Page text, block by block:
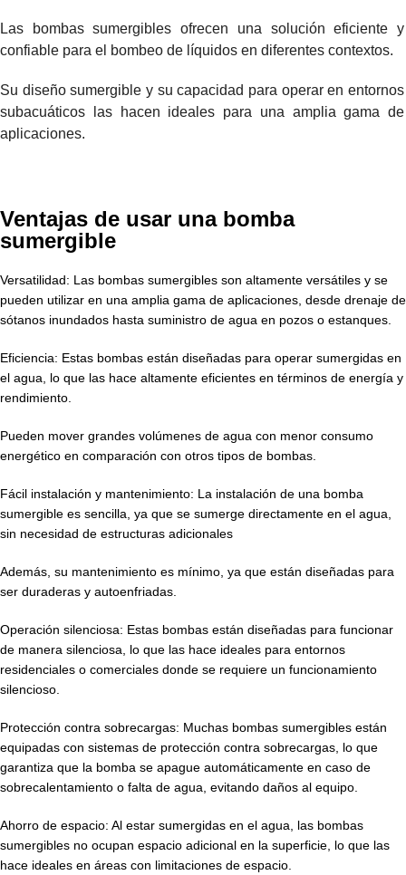
Las bombas sumergibles ofrecen una solución eficiente y
confiable para el bombeo de líquidos en diferentes contextos.
Su diseño sumergible y su capacidad para operar en entornos
subacuáticos las hacen ideales para una amplia gama de
aplicaciones.
Ventajas de usar una bomba
sumergible
Versatilidad: Las bombas sumergibles son altamente versátiles y se
pueden utilizar en una amplia gama de aplicaciones, desde drenaje de
sótanos inundados hasta suministro de agua en pozos o estanques.
Eficiencia: Estas bombas están diseñadas para operar sumergidas en
el agua, lo que las hace altamente eficientes en términos de energía y
rendimiento.
Pueden mover grandes volúmenes de agua con menor consumo
energético en comparación con otros tipos de bombas.
Fácil instalación y mantenimiento: La instalación de una bomba
sumergible es sencilla, ya que se sumerge directamente en el agua,
sin necesidad de estructuras adicionales
Además, su mantenimiento es mínimo, ya que están diseñadas para
ser duraderas y autoenfriadas.
Operación silenciosa: Estas bombas están diseñadas para funcionar
de manera silenciosa, lo que las hace ideales para entornos
residenciales o comerciales donde se requiere un funcionamiento
silencioso.
Protección contra sobrecargas: Muchas bombas sumergibles están
equipadas con sistemas de protección contra sobrecargas, lo que
garantiza que la bomba se apague automáticamente en caso de
sobrecalentamiento o falta de agua, evitando daños al equipo.
Ahorro de espacio: Al estar sumergidas en el agua, las bombas
sumergibles no ocupan espacio adicional en la superficie, lo que las
hace ideales en áreas con limitaciones de espacio.